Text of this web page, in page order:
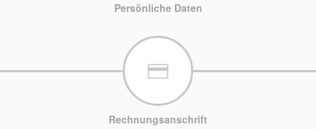
Persönliche Daten
Rechnungsanschrift